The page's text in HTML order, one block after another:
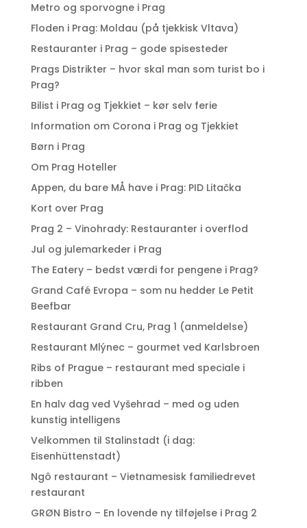
Metro og sporvogne i Prag
Floden i Prag: Moldau (på tjekkisk Vltava)
Restauranter i Prag – gode spisesteder
Prags Distrikter – hvor skal man som turist bo i
Prag?
Bilist i Prag og Tjekkiet – kør selv ferie
Information om Corona i Prag og Tjekkiet
Børn i Prag
Om Prag Hoteller
Appen, du bare MÅ have i Prag: PID Litačka
Kort over Prag
Prag 2 – Vinohrady: Restauranter i overflod
Jul og julemarkeder i Prag
The Eatery – bedst værdi for pengene i Prag?
Grand Café Evropa – som nu hedder Le Petit
Beefbar
Restaurant Grand Cru, Prag 1 (anmeldelse)
Restaurant Mlýnec – gourmet ved Karlsbroen
Ribs of Prague – restaurant med speciale i
ribben
En halv dag ved Vyšehrad – med og uden
kunstig intelligens
Velkommen til Stalinstadt (i dag:
Eisenhüttenstadt)
Ngô restaurant – Vietnamesisk familiedrevet
restaurant
GRØN Bistro – En lovende ny tilføjelse i Prag 2